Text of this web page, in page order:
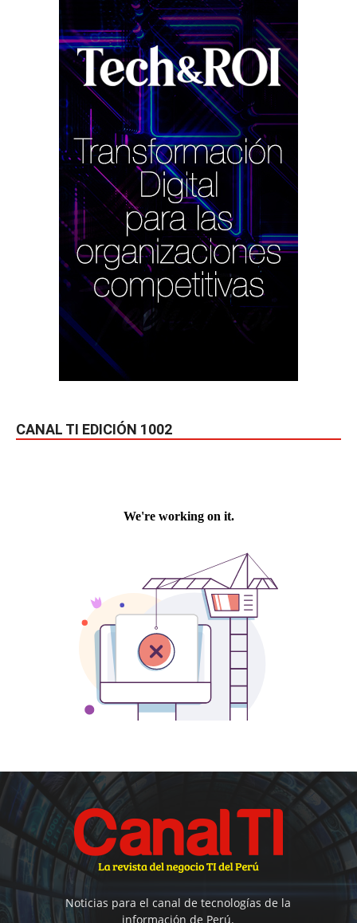
CANAL TI EDICIÓN 1002
Noticias para el canal de tecnologías de la
información de Perú.